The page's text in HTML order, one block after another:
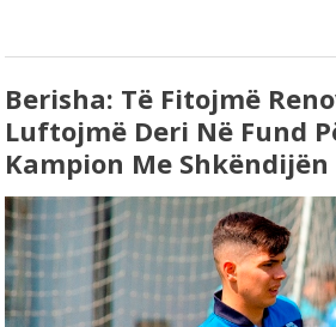
Berisha: Të Fitojmë
Luftojmë Deri Në Fund
Kampion Me Shkëndijën